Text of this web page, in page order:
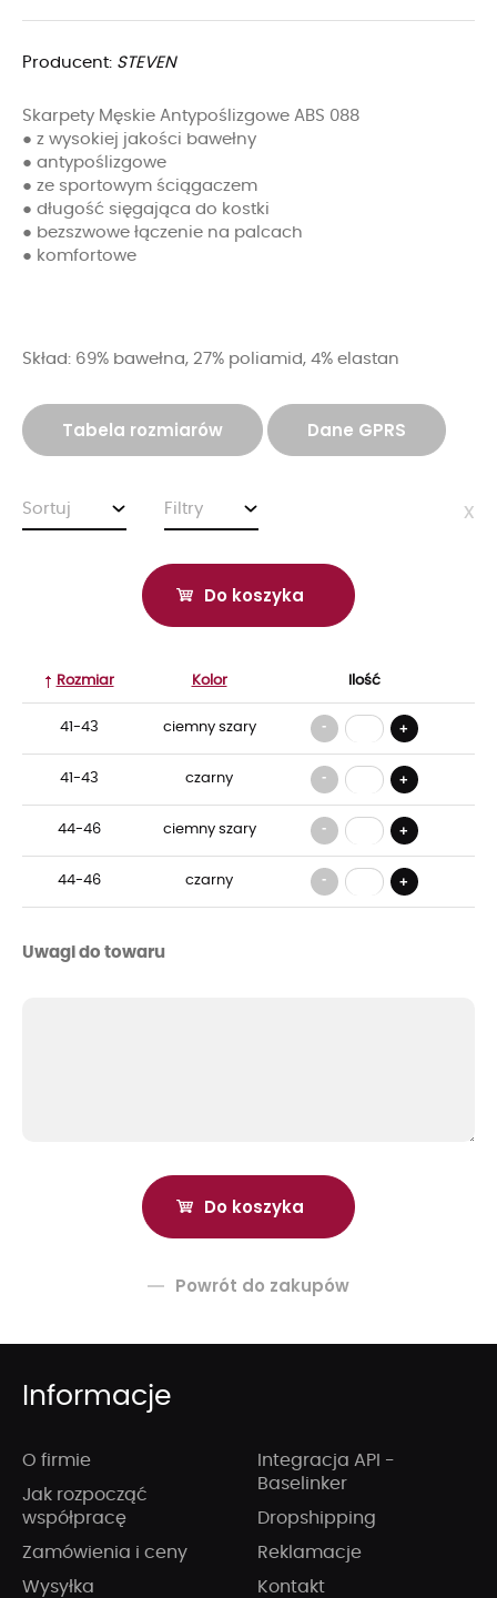
Producent: STEVEN
Skarpety Męskie Antypoślizgowe ABS 088
● z wysokiej jakości bawełny
● antypoślizgowe
● ze sportowym ściągaczem
● długość sięgająca do kostki
● bezszwowe łączenie na palcach
● komfortowe
Skład: 69% bawełna, 27% poliamid, 4% elastan
Tabela rozmiarów Dane GPRS
Sortuj Filtry x
Do koszyka
Rozmiar Kolor Ilość
41-43 ciemny szary - +
41-43 czarny - +
44-46 ciemny szary - +
44-46 czarny - +
Uwagi do towaru
Powrót do zakupów
Informacje
O firmie
Jak rozpocząć
współpracę
Zamówienia i ceny
Wysyłka
Integracja API -
Baselinker
Dropshipping
Reklamacje
Kontakt